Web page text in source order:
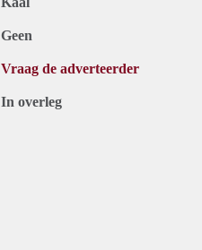
Geen
Vraag de adverteerder
In overleg